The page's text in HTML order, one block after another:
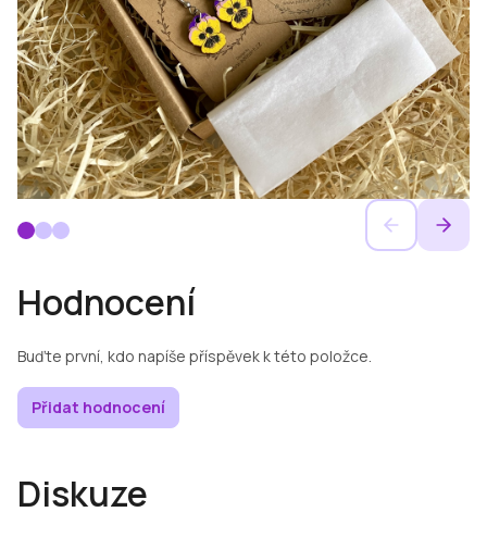
Hodnocení
Buďte první, kdo napíše příspěvek k této položce.
Přidat hodnocení
Diskuze